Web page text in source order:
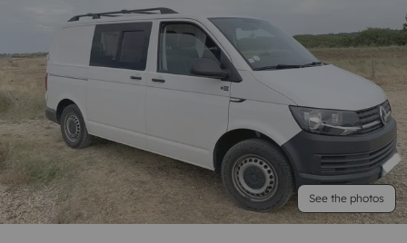
See the photos